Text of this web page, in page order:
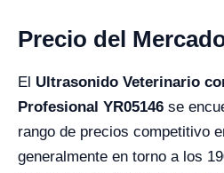
Precio del
El Ultrasonido Veterinario
Profesional YR05146 se
rango de precios competitivo
generalmente en torno a los